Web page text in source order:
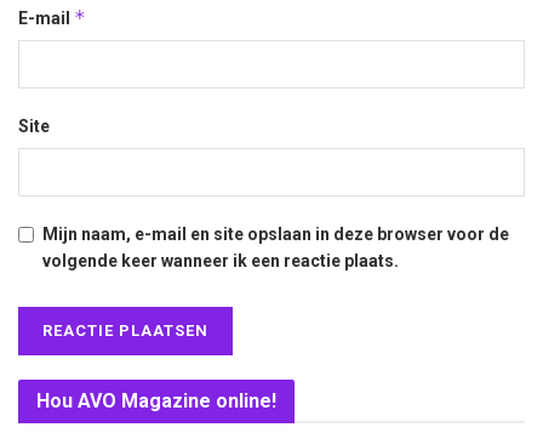
E-mail *
Site
Mijn naam, e-mail en site opslaan in deze browser voor de
volgende keer wanneer ik een reactie plaats.
Hou AVO Magazine online!